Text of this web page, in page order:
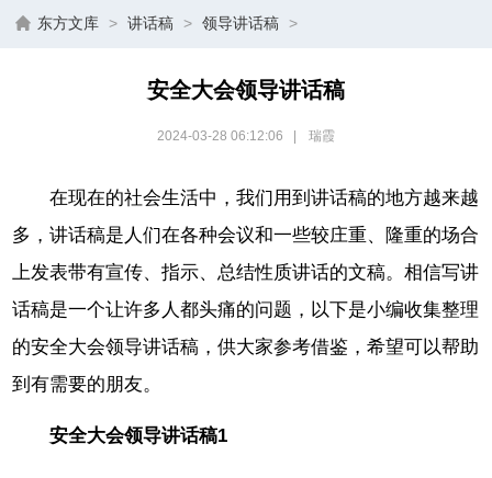
东方文库 > 讲话稿 > 领导讲话稿 >
安全大会领导讲话稿
2024-03-28 06:12:06 瑞霞
在现在的社会生活中，我们用到讲话稿的地方越来越
多，讲话稿是人们在各种会议和一些较庄重、隆重的场合
上发表带有宣传、指示、总结性质讲话的文稿。相信写讲
话稿是一个让许多人都头痛的问题，以下是小编收集整理
的安全大会领导讲话稿，供大家参考借鉴，希望可以帮助
到有需要的朋友。
安全大会领导讲话稿1